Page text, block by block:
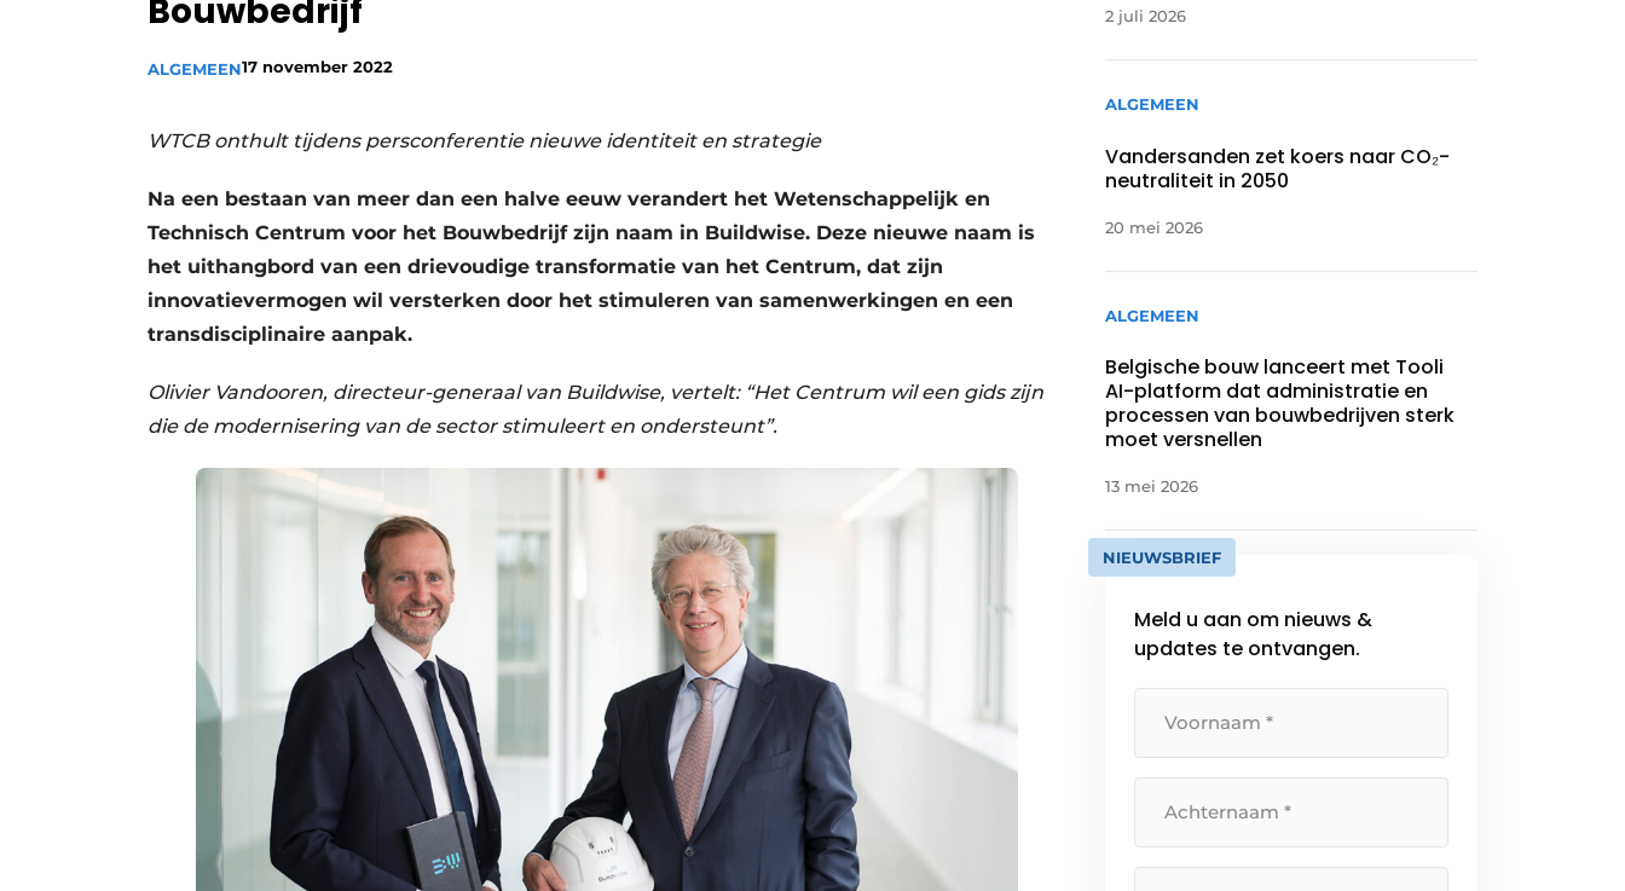
Vacature aanmelden
Vacatures
Aanmelden
Bedrijven
Bedrijven
Contact
Bouwbedrijf
ALGEMEEN17 november 2022
WTCB onthult tijdens persconferentie nieuwe identiteit en strategie
Na een bestaan van meer dan een halve eeuw verandert het Wetenschappelijk en
Technisch Centrum voor het Bouwbedrijf zijn naam in Buildwise. Deze nieuwe naam is
het uithangbord van een drievoudige transformatie van het Centrum, dat zijn
innovatievermogen wil versterken door het stimuleren van samenwerkingen en een
transdisciplinaire aanpak.
Olivier Vandooren, directeur-generaal van Buildwise, vertelt: “Het Centrum wil een gids zijn
die de modernisering van de sector stimuleert en ondersteunt”.
2 juli 2026
ALGEMEEN
Vandersanden zet koers naar CO₂-
neutraliteit in 2050
20 mei 2026
ALGEMEEN
Belgische bouw lanceert met Tooli
AI-platform dat administratie en
processen van bouwbedrijven sterk
moet versnellen
13 mei 2026
NIEUWSBRIEF
Meld u aan om nieuws &
updates te ontvangen.